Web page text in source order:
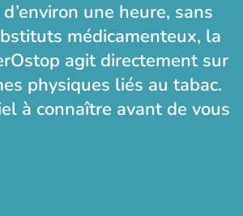
une heure, sans
médicamenteux, la
agit directement sur
physiques liés au tabac.
à connaître avant de vous